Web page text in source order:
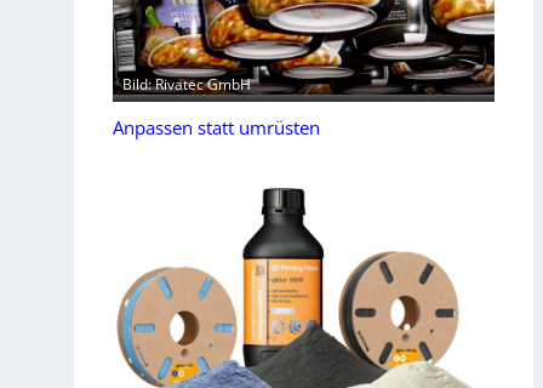
Bild: Rivatec GmbH
Anpassen statt umrüsten